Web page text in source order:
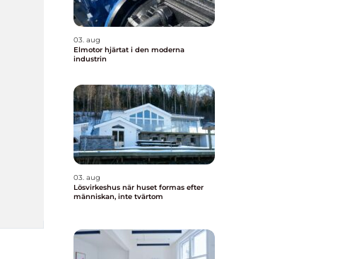
03. aug
Elmotor hjärtat i den moderna
industrin
03. aug
Lösvirkeshus när huset formas efter
människan, inte tvärtom